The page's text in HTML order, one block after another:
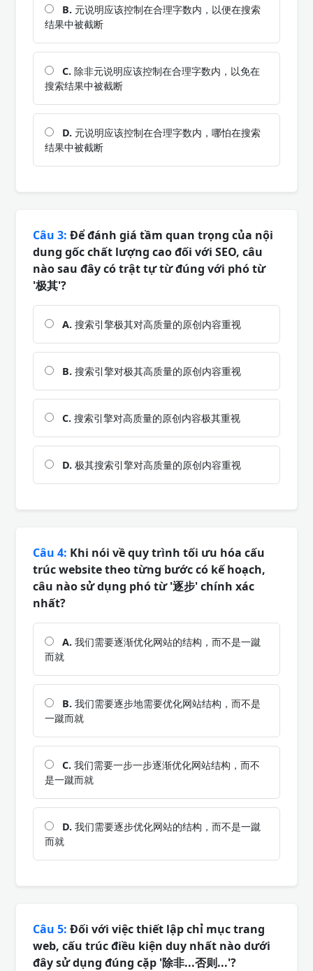
B. 元说明应该控制在合理字数内，以便在搜索
结果中被截断
C. 除非元说明应该控制在合理字数内，以免在
搜索结果中被截断
D. 元说明应该控制在合理字数内，哪怕在搜索
结果中被截断
Câu 3: Để đánh giá tầm quan trọng của nội
dung gốc chất lượng cao đối với SEO, câu
nào sau đây có trật tự từ đúng với phó từ
'极其'?
A. 搜索引擎极其对高质量的原创内容重视
B. 搜索引擎对极其高质量的原创内容重视
C. 搜索引擎对高质量的原创内容极其重视
D. 极其搜索引擎对高质量的原创内容重视
Câu 4: Khi nói về quy trình tối ưu hóa cấu
trúc website theo từng bước có kế hoạch,
câu nào sử dụng phó từ '逐步' chính xác
nhất?
A. 我们需要逐渐优化网站的结构，而不是一蹴
而就
B. 我们需要逐步地需要优化网站结构，而不是
一蹴而就
C. 我们需要一步一步逐渐优化网站结构，而不
是一蹴而就
D. 我们需要逐步优化网站的结构，而不是一蹴
而就
Câu 5: Đối với việc thiết lập chỉ mục trang
web, cấu trúc điều kiện duy nhất nào dưới
đây sử dụng đúng cặp '除非...否则...'?